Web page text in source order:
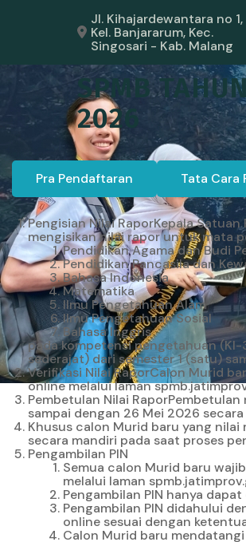
Jl. Kihajardewantara no 1,
Kel. Banjararum, Kec.
Singosari - Kab. Malang
SPMB
2026
Pra Pendaftaran Tata Cara
Pengisian Nilai RaporKepala
mengisikan nilai rapor untuk mata
Pendidikan Agama dan Budi
Pendidikan Pancasila dan
Bahasa Indonesia
Matematika
Ilmu Pengetahuan Alam
Ilmu Pengetahuan Sosial
Bahasa Inggris
pada kompetensi pengetahuan
sederajat) dari semester 1 (satu)
Verifikasi Nilai RaporCalon Murid
online melalui laman
Pembetulan Nilai
sampai dengan 26 Mei 2026
Khusus calon Murid baru yang nilai
secara mandiri pada saat proses
Pengambilan PIN
Semua calon Murid baru
melalui laman
Pengambilan PIN hanya
Pengambilan PIN didahului
online sesuai dengan
Calon Murid baru